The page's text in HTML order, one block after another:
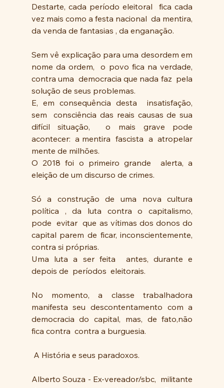
Destarte, cada período eleitoral  fica cada
vez mais como a festa nacional  da mentira,
da venda de fantasias , da enganação.
Sem vê explicação para uma desordem em
nome da ordem,  o povo fica na verdade,
contra uma  democracia que nada faz  pela
solução de seus problemas.
E, em consequência desta  insatisfação,
sem  consciência das reais causas de sua
difícil situação,  o mais grave pode
acontecer:  a mentira  fascista  a  atropelar
mente de milhões.
O 2018 foi o primeiro grande  alerta, a
eleição de um discurso de crimes.
Só a construção de uma nova cultura
política , da luta contra o capitalismo,
pode  evitar  que as vítimas dos donos do
capital parem de ficar, inconscientemente,
contra si próprias.
Uma luta a ser feita  antes, durante e
depois de  períodos  eleitorais.
No momento, a classe trabalhadora
manifesta seu descontentamento com a
democracia do capital, mas, de fato,não
fica contra  contra a burguesia.
A História e seus paradoxos.
Alberto Souza - Ex-vereador/sbc,  militante